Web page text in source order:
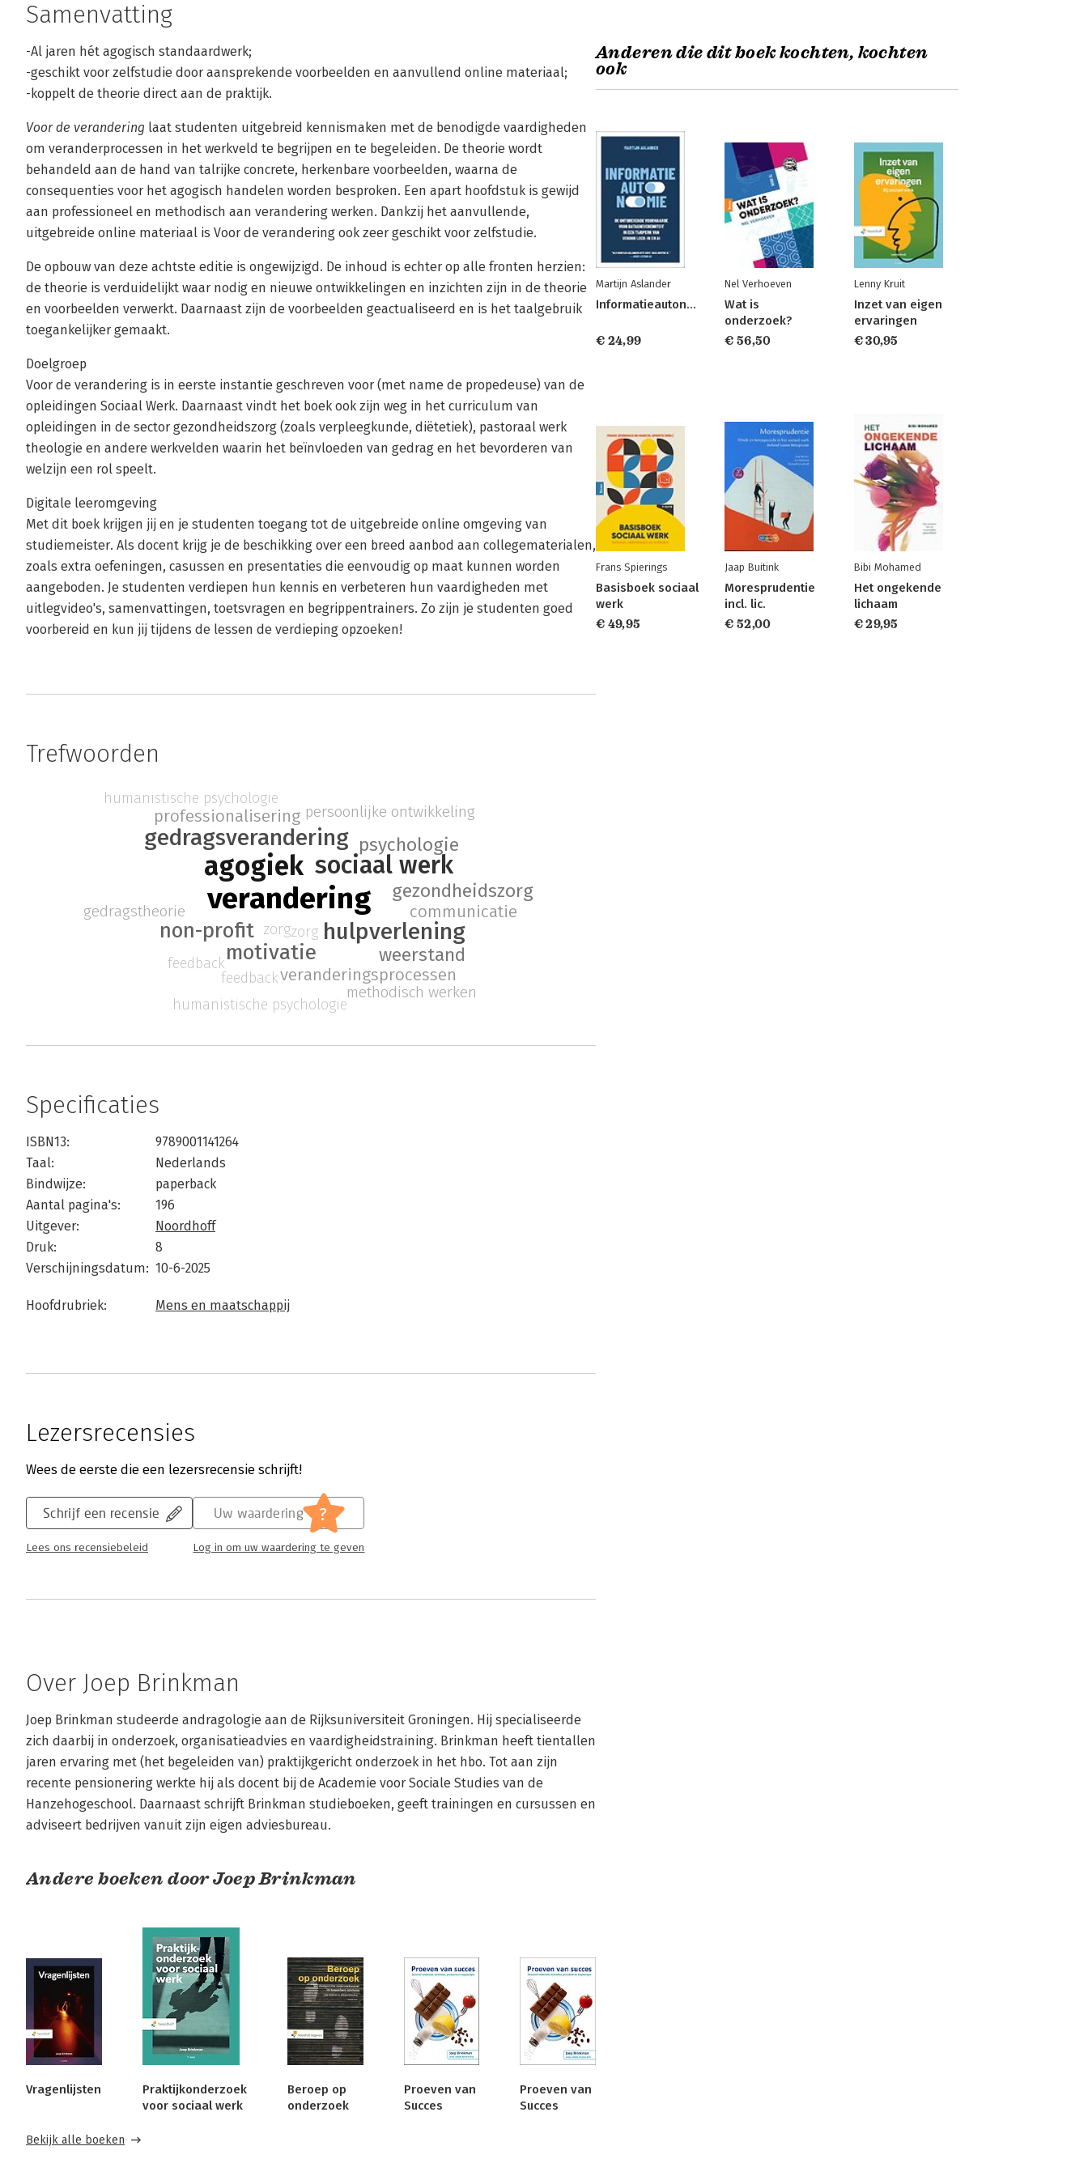
Samenvatting
-Al jaren hét agogisch standaardwerk;
-geschikt voor zelfstudie door aansprekende voorbeelden en aanvullend online materiaal;
-koppelt de theorie direct aan de praktijk.
Voor de verandering laat studenten uitgebreid kennismaken met de benodigde vaardigheden
om veranderprocessen in het werkveld te begrijpen en te begeleiden. De theorie wordt
behandeld aan de hand van talrijke concrete, herkenbare voorbeelden, waarna de
consequenties voor het agogisch handelen worden besproken. Een apart hoofdstuk is gewijd
aan professioneel en methodisch aan verandering werken. Dankzij het aanvullende,
uitgebreide online materiaal is Voor de verandering ook zeer geschikt voor zelfstudie.
De opbouw van deze achtste editie is ongewijzigd. De inhoud is echter op alle fronten herzien:
de theorie is verduidelijkt waar nodig en nieuwe ontwikkelingen en inzichten zijn in de theorie
en voorbeelden verwerkt. Daarnaast zijn de voorbeelden geactualiseerd en is het taalgebruik
toegankelijker gemaakt.
Doelgroep
Voor de verandering is in eerste instantie geschreven voor (met name de propedeuse) van de
opleidingen Sociaal Werk. Daarnaast vindt het boek ook zijn weg in het curriculum van
opleidingen in de sector gezondheidszorg (zoals verpleegkunde, diëtetiek), pastoraal werk
theologie en andere werkvelden waarin het beïnvloeden van gedrag en het bevorderen van
welzijn een rol speelt.
Digitale leeromgeving
Met dit boek krijgen jij en je studenten toegang tot de uitgebreide online omgeving van
studiemeister. Als docent krijg je de beschikking over een breed aanbod aan collegematerialen,
zoals extra oefeningen, casussen en presentaties die eenvoudig op maat kunnen worden
aangeboden. Je studenten verdiepen hun kennis en verbeteren hun vaardigheden met
uitlegvideo's, samenvattingen, toetsvragen en begrippentrainers. Zo zijn je studenten goed
voorbereid en kun jij tijdens de lessen de verdieping opzoeken!
Trefwoorden
verandering
agogiek sociaal werk
hulpverlening
gedragsverandering
motivatie
non-profit
psychologie
gezondheidszorg
weerstand
communicatie
veranderingsprocessen
professionalisering
gedragstheorie
persoonlijke ontwikkeling
methodisch werken
zorg
feedback
humanistische psychologie
zorg
feedback
humanistische psychologie
Specificaties
ISBN13:
9789001141264
Taal:
Nederlands
Bindwijze:
paperback
Aantal pagina's:
196
Uitgever:
Noordhoff
Druk:
8
Verschijningsdatum: 10-6-2025
Hoofdrubriek: Mens en maatschappij
Lezersrecensies
Wees de eerste die een lezersrecensie schrijft!
Schrijf een recensie
Lees ons recensiebeleid
Uw waardering ?
Log in om uw waardering te geven
Over Joep Brinkman
Joep Brinkman studeerde andragologie aan de Rijksuniversiteit Groningen. Hij specialiseerde
zich daarbij in onderzoek, organisatieadvies en vaardigheidstraining. Brinkman heeft tientallen
jaren ervaring met (het begeleiden van) praktijkgericht onderzoek in het hbo. Tot aan zijn
recente pensionering werkte hij als docent bij de Academie voor Sociale Studies van de
Hanzehogeschool. Daarnaast schrijft Brinkman studieboeken, geeft trainingen en cursussen en
adviseert bedrijven vanuit zijn eigen adviesbureau.
Andere boeken door Joep Brinkman
Vragenlijsten
Praktijkonderzoek
voor sociaal werk
Beroep op
onderzoek
Proeven van
Succes
Proeven van
Succes
Bekijk alle boeken
Anderen die dit boek kochten, kochten
ook
Martijn Aslander
Informatieautonomie
€ 24,99
Nel Verhoeven
Wat is
onderzoek?
€ 56,50
Lenny Kruit
Inzet van eigen
ervaringen
€ 30,95
Frans Spierings
Basisboek sociaal
werk
€ 49,95
Jaap Buitink
Moresprudentie
incl. lic.
€ 52,00
Bibi Mohamed
Het ongekende
lichaam
€ 29,95